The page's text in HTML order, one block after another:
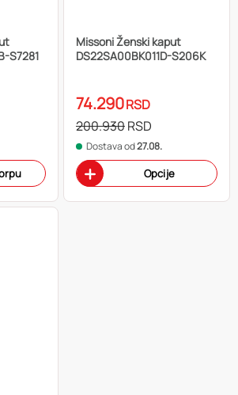
S7281
Missoni Ženski kaput
DS22SA00BK011D-S206K
74.290RSD
200.930RSD
Dostava od27.08.
Opcije